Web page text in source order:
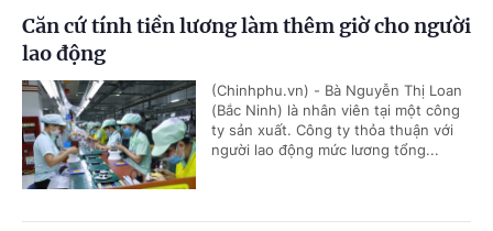
Căn cứ tính tiền lương làm thêm giờ cho người
lao động
(Chinhphu.vn) - Bà Nguyễn Thị Loan
(Bắc Ninh) là nhân viên tại một công
ty sản xuất. Công ty thỏa thuận với
người lao động mức lương tổng...